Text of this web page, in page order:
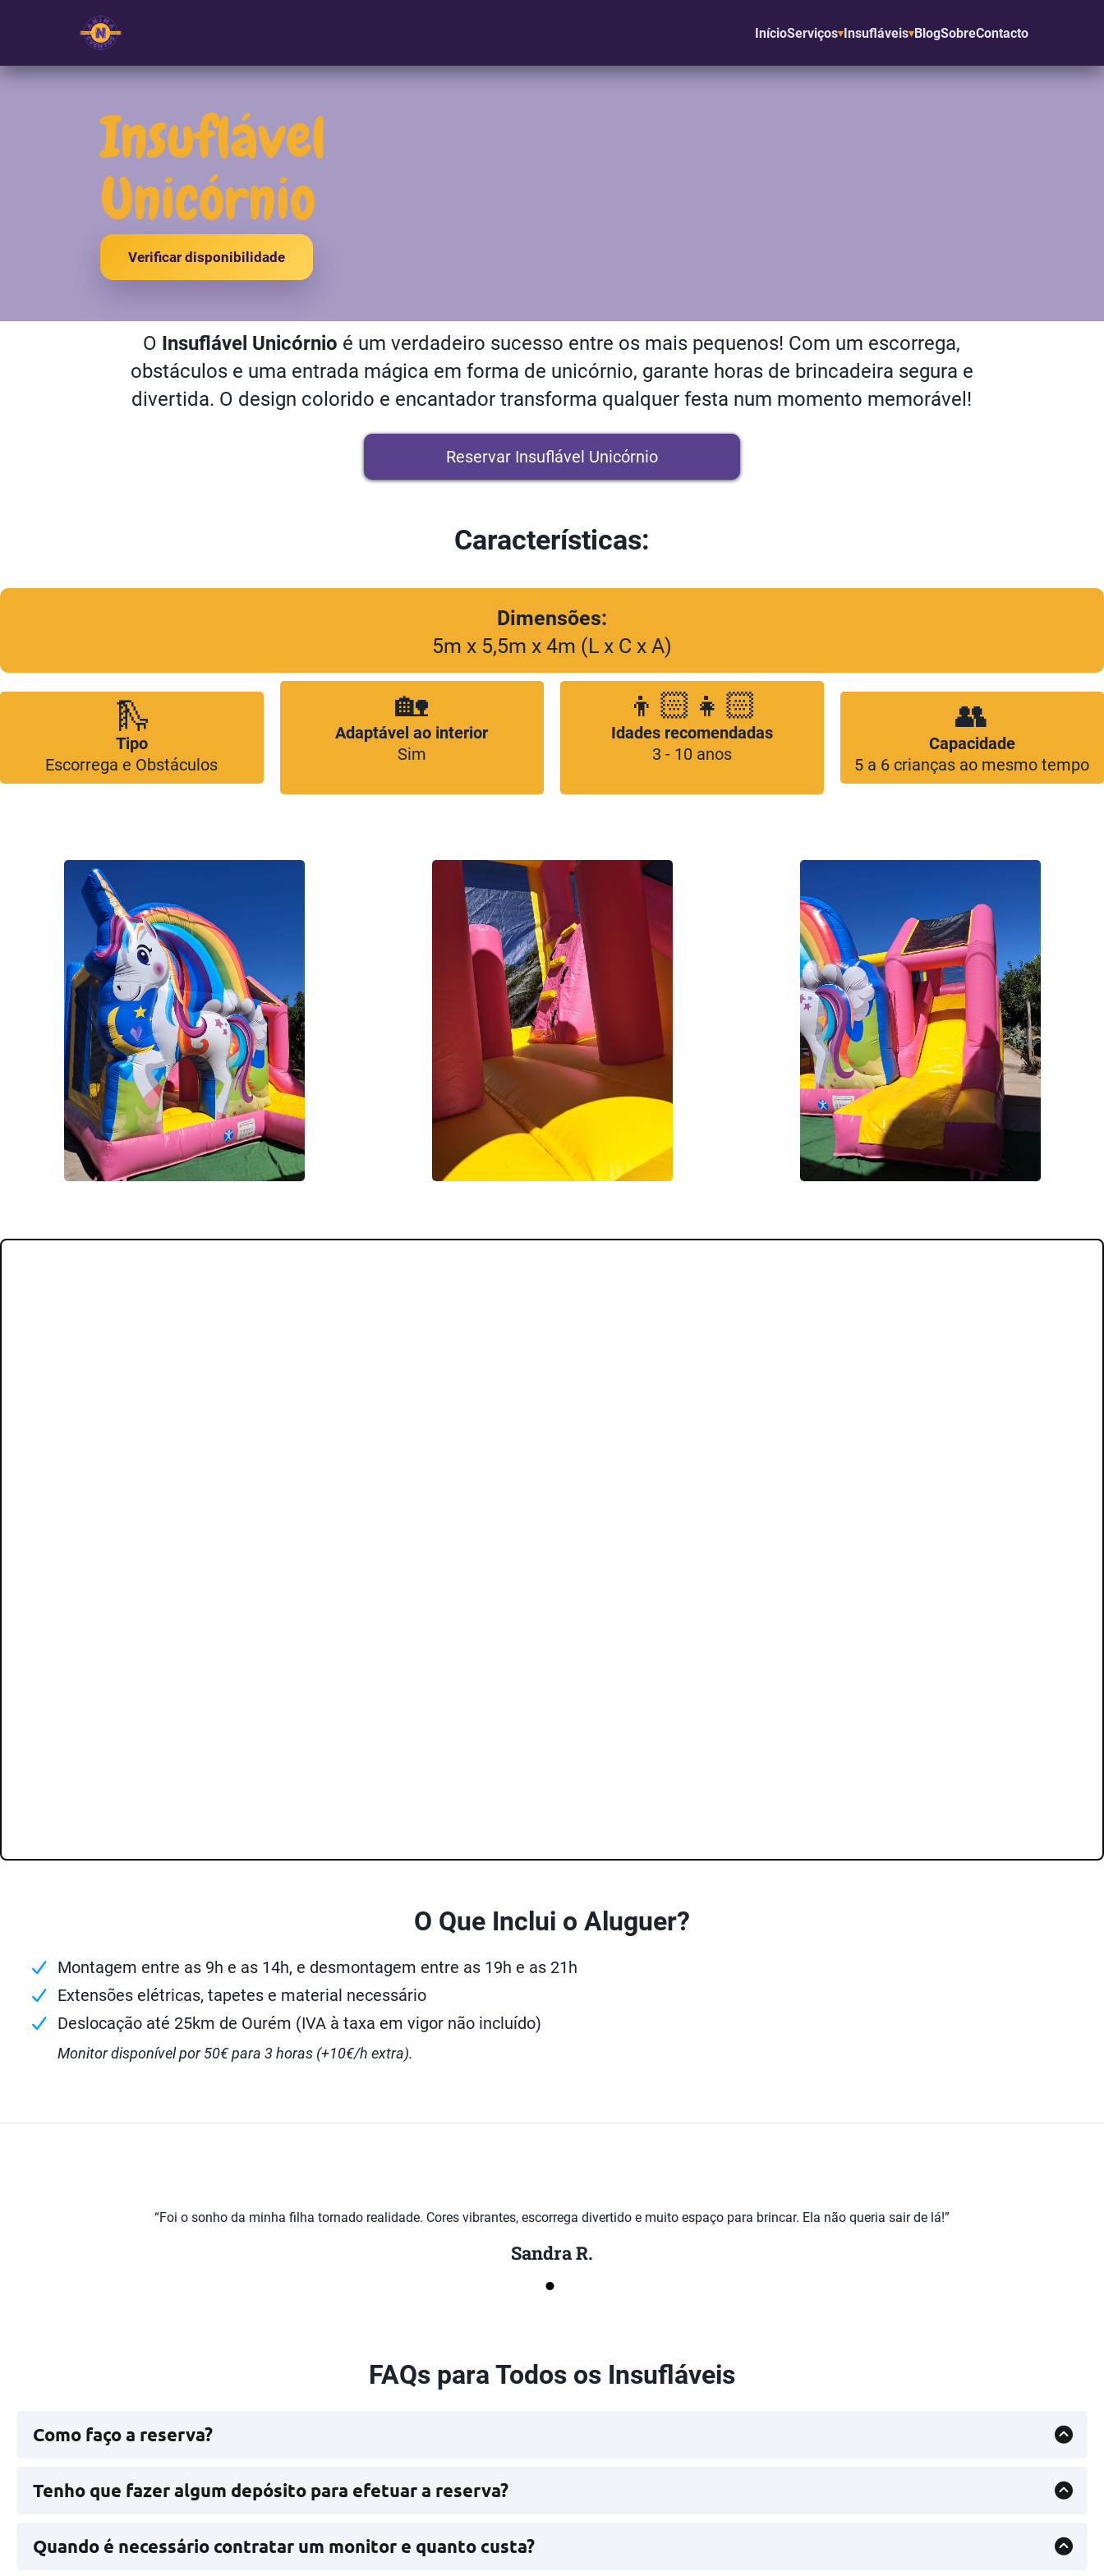
InícioServiços Insufláveis BlogSobreContacto
Insuflável
Unicórnio
Verificar disponibilidade
O Insuflável Unicórnio é um verdadeiro sucesso entre os mais pequenos! Com um escorrega,
obstáculos e uma entrada mágica em forma de unicórnio, garante horas de brincadeira segura e
divertida. O design colorido e encantador transforma qualquer festa num momento memorável!
Reservar Insuflável Unicórnio
Características:
Dimensões:
5m x 5,5m x 4m (L x C x A)
🛝
Tipo
Escorrega e Obstáculos
🏡
Adaptável ao interior
Sim
👦🏻👧🏻
Idades recomendadas
3 - 10 anos
👥
Capacidade
5 a 6 crianças ao mesmo tempo
O Que Inclui o Aluguer?
Montagem entre as 9h e as 14h, e desmontagem entre as 19h e as 21h
Extensões elétricas, tapetes e material necessário
Deslocação até 25km de Ourém (IVA à taxa em vigor não incluído)
Monitor disponível por 50€ para 3 horas (+10€/h extra).
“Foi o sonho da minha filha tornado realidade. Cores vibrantes, escorrega divertido e muito espaço para brincar. Ela não queria sair de lá!”
Sandra R.
FAQs para Todos os Insufláveis
Como faço a reserva?
Tenho que fazer algum depósito para efetuar a reserva?
Quando é necessário contratar um monitor e quanto custa?